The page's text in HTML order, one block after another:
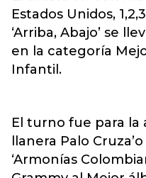
Estados Unidos,
‘Arriba, Abajo’ se
en la categoría
Infantil.
El turno fue para la
llanera Palo
‘Armonías